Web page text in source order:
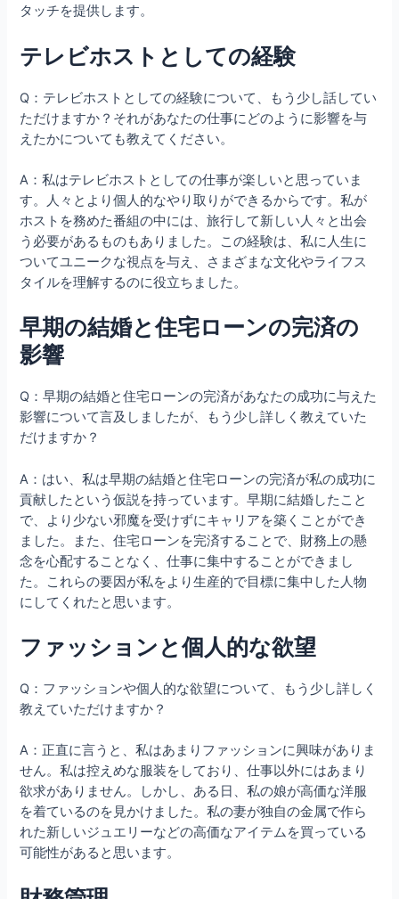
タッチを提供します。
テレビホストとしての経験
Q：テレビホストとしての経験について、もう少し話してい
ただけますか？それがあなたの仕事にどのように影響を与
えたかについても教えてください。
A：私はテレビホストとしての仕事が楽しいと思っていま
す。人々とより個人的なやり取りができるからです。私が
ホストを務めた番組の中には、旅行して新しい人々と出会
う必要があるものもありました。この経験は、私に人生に
ついてユニークな視点を与え、さまざまな文化やライフス
タイルを理解するのに役立ちました。
早期の結婚と住宅ローンの完済の
影響
Q：早期の結婚と住宅ローンの完済があなたの成功に与えた
影響について言及しましたが、もう少し詳しく教えていた
だけますか？
A：はい、私は早期の結婚と住宅ローンの完済が私の成功に
貢献したという仮説を持っています。早期に結婚したこと
で、より少ない邪魔を受けずにキャリアを築くことができ
ました。また、住宅ローンを完済することで、財務上の懸
念を心配することなく、仕事に集中することができまし
た。これらの要因が私をより生産的で目標に集中した人物
にしてくれたと思います。
ファッションと個人的な欲望
Q：ファッションや個人的な欲望について、もう少し詳しく
教えていただけますか？
A：正直に言うと、私はあまりファッションに興味がありま
せん。私は控えめな服装をしており、仕事以外にはあまり
欲求がありません。しかし、ある日、私の娘が高価な洋服
を着ているのを見かけました。私の妻が独自の金属で作ら
れた新しいジュエリーなどの高価なアイテムを買っている
可能性があると思います。